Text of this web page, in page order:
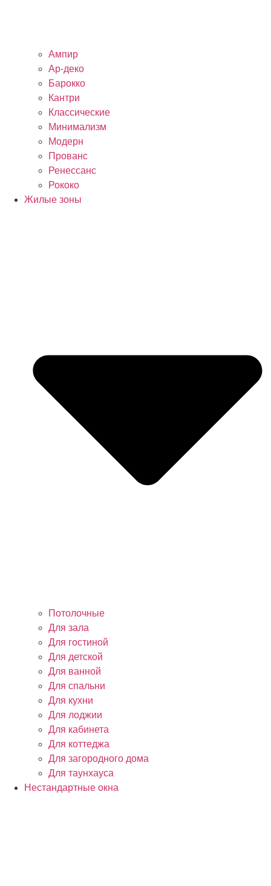
Ампир
Ар-деко
Барокко
Кантри
Классические
Минимализм
Модерн
Прованс
Ренессанс
Рококо
Жилые зоны
Потолочные
Для зала
Для гостиной
Для детской
Для ванной
Для спальни
Для кухни
Для лоджии
Для кабинета
Для коттеджа
Для загородного дома
Для таунхауса
Нестандартные окна